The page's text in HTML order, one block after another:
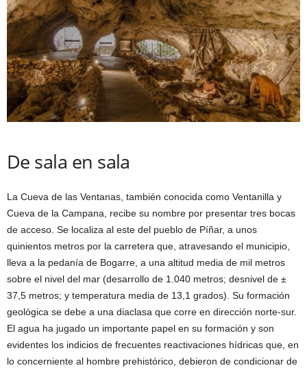
De sala en sala
La Cueva de las Ventanas, también conocida como Ventanilla y
Cueva de la Campana, recibe su nombre por presentar tres bocas
de acceso. Se localiza al este del pueblo de Píñar, a unos
quinientos metros por la carretera que, atravesando el municipio,
lleva a la pedanía de Bogarre, a una altitud media de mil metros
sobre el nivel del mar (desarrollo de 1.040 metros; desnivel de ±
37,5 metros; y temperatura media de 13,1 grados). Su formación
geológica se debe a una diaclasa que corre en dirección norte-sur.
El agua ha jugado un importante papel en su formación y son
evidentes los indicios de frecuentes reactivaciones hídricas que, en
lo concerniente al hombre prehistórico, debieron de condicionar de